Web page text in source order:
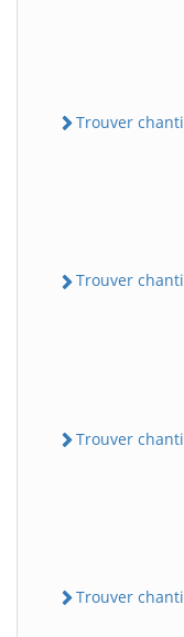
Trouver
Trouver
Trouver
Trouver